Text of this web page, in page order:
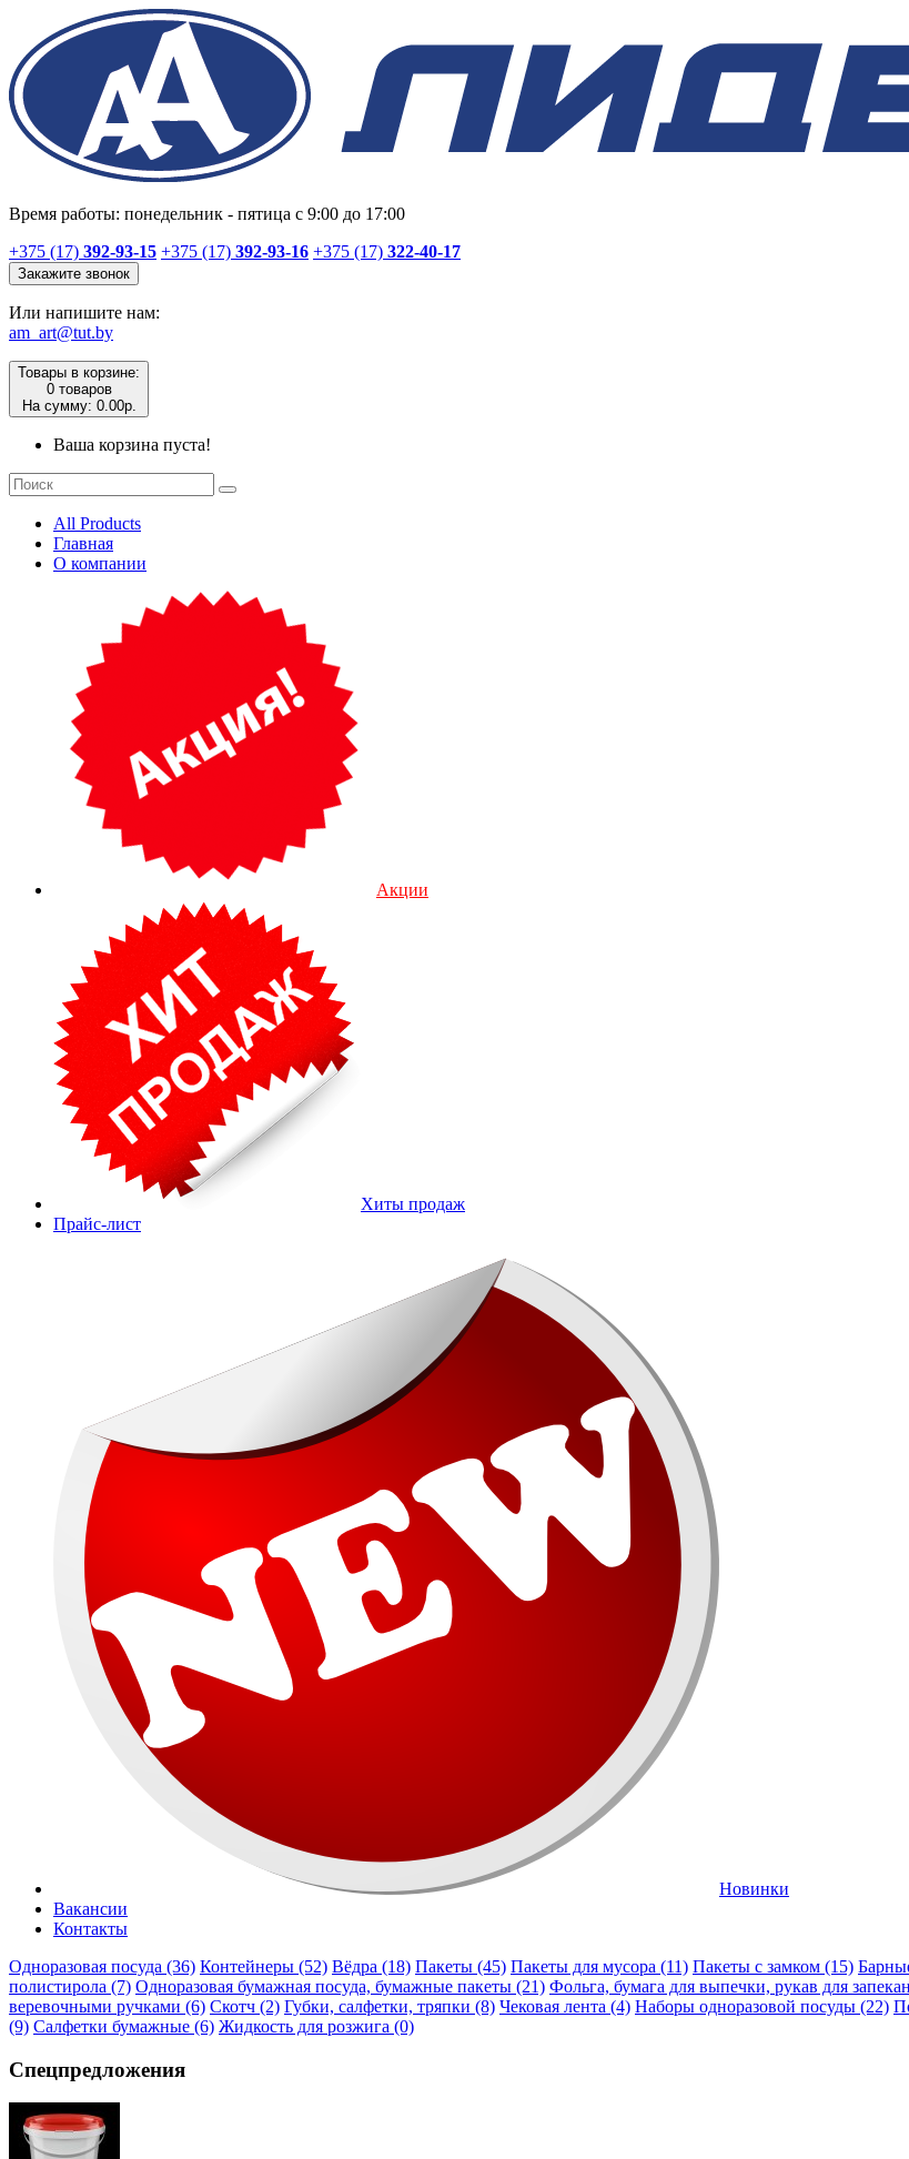
Время работы: понедельник - пятица с 9:00 до 17:00
+375 (17) 392-93-15 +375 (17) 392-93-16 +375 (17) 322-40-17
Закажите звонок
Или напишите нам:
am_art@tut.by
Товары в корзине:
0 товаров
На сумму: 0.00р.
Ваша корзина пуста!
All Products
Главная
О компании
Акции
Хиты продаж
Прайс-лист
Новинки
Вакансии
Контакты
Одноразовая посуда (36) Контейнеры (52) Вёдра (18) Пакеты (45) Пакеты для мусора (11) Пакеты с замком (15)
полистирола (7) Одноразовая бумажная посуда, бумажные пакеты (21) Фольга, бумага для выпечки, рукав для
веревочными ручками (6) Скотч (2) Губки, салфетки, тряпки (8) Чековая лента (4) Наборы одноразовой посуды (22)
(9) Салфетки бумажные (6) Жидкость для розжига (0)
Спецпредложения